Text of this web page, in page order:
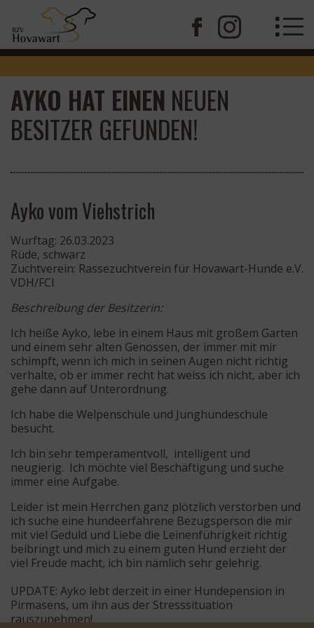
AYKO HAT EINEN NEUEN
BESITZER GEFUNDEN!
Ayko vom Viehstrich
Wurftag: 26.03.2023
Rüde, schwarz
Zuchtverein: Rassezuchtverein für Hovawart-Hunde e.V.
VDH/FCI
Beschreibung der Besitzerin:
Ich heiße Ayko, lebe in einem Haus mit großem Garten
und einem sehr alten Genossen, der immer mit mir
schimpft, wenn ich mich in seinen Augen nicht richtig
verhalte, ob er immer recht hat weiss ich nicht, aber ich
gehe dann auf Unterordnung.
Ich habe die Welpenschule und Junghundeschule
besucht.
Ich bin sehr temperamentvoll, intelligent und
neugierig. Ich möchte viel Beschäftigung und suche
immer eine Aufgabe.
Leider ist mein Herrchen ganz plötzlich verstorben und
ich suche eine hundeerfahrene Bezugsperson die mir
mit viel Geduld und Liebe die Leinenführigkeit richtig
beibringt und mich zu einem guten Hund erzieht der
viel Freude macht, ich bin nämlich sehr gelehrig.
UPDATE: Ayko lebt derzeit in einer Hundepension in
Pirmasens, um ihn aus der Stresssituation
rauszunehmen!